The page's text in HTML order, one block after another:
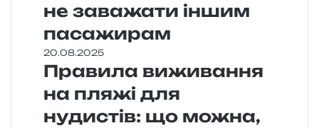
не заважати іншим
пасажирам
20.08.2025
Правила виживання
на пляжі для
нудистів: що можна,